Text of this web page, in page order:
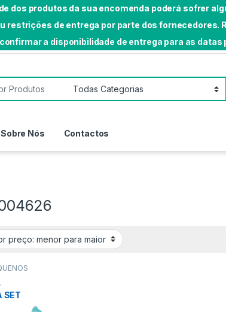
dos produtos da sua encomenda poderá sofrer
de entrega por parte dos fornecedores.
a disponibilidade de entrega para as datas
Sobre Nós Contactos
SET
TEFAL –